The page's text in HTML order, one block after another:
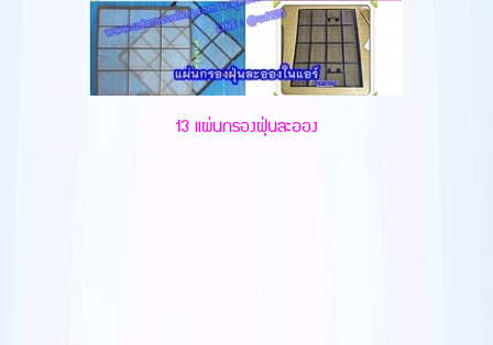
13 แผ่นกรองฝุ่นละออง